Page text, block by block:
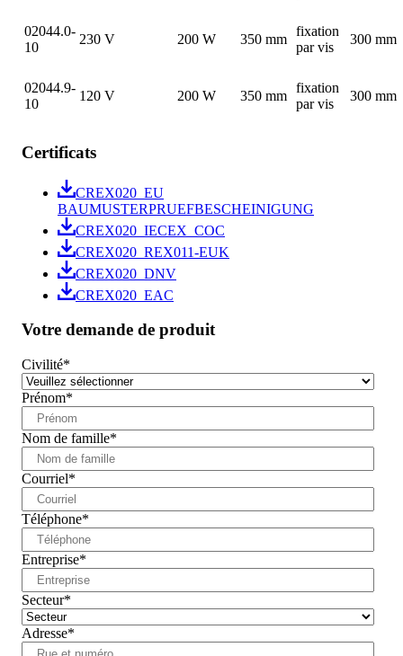
02044.0-
10
230 V 200 W 350 mm
fixation
par vis
300 mm
02044.9-
10
120 V 200 W 350 mm
fixation
par vis
300 mm
Certificats
CREX020_EU
BAUMUSTERPRUEFBESCHEINIGUNG
CREX020_IECEX_COC
CREX020_REX011-EUK
CREX020_DNV
CREX020_EAC
Votre demande de produit
Civilité*
Prénom*
Nom de famille*
Courriel*
Téléphone*
Entreprise*
Secteur*
Adresse*